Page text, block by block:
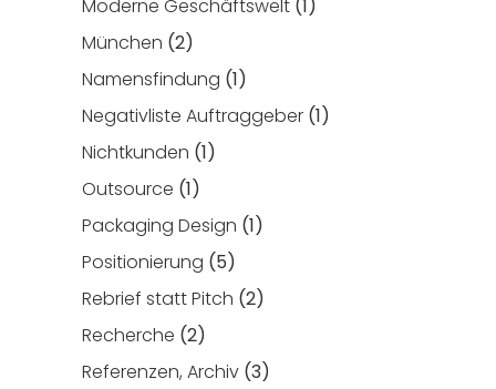
Moderne Geschäftswelt (1)
München (2)
Namensfindung (1)
Negativliste Auftraggeber (1)
Nichtkunden (1)
Outsource (1)
Packaging Design (1)
Positionierung (5)
Rebrief statt Pitch (2)
Recherche (2)
Referenzen, Archiv (3)